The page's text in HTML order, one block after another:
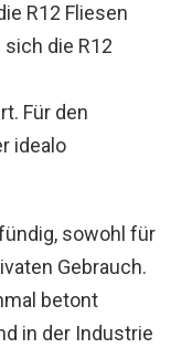
R12 Fliesen
die R12
Für den
idealo
sowohl für
Gebrauch.
betont
in der Industrie